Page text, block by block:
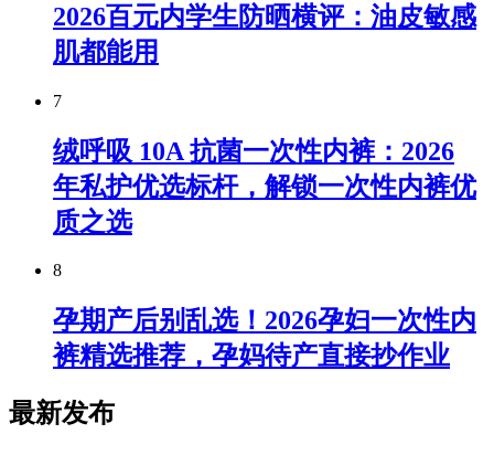
2026百元内学生防晒横评：油皮敏感
肌都能用
7
绒呼吸 10A 抗菌一次性内裤：2026
年私护优选标杆，解锁一次性内裤优
质之选
8
孕期产后别乱选！2026孕妇一次性内
裤精选推荐，孕妈待产直接抄作业
最新发布